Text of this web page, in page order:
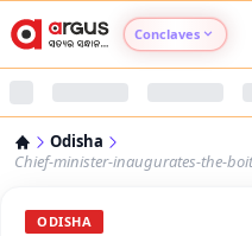
Conclaves
Argus
Odisha
Chief-minister-inaugurates-the-
ODISHA